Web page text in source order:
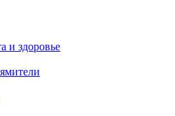
и здоровье